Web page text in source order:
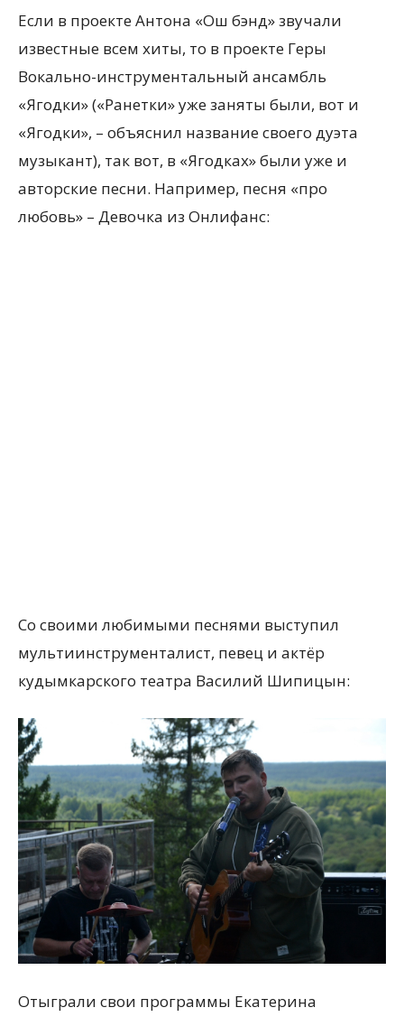
Если в проекте Антона «Ош бэнд» звучали
известные всем хиты, то в проекте Геры
Вокально-инструментальный ансамбль
«Ягодки» («Ранетки» уже заняты были, вот и
«Ягодки», – объяснил название своего дуэта
музыкант), так вот, в «Ягодках» были уже и
авторские песни. Например, песня «про
любовь» – Девочка из Онлифанс:
Со своими любимыми песнями выступил
мультиинструменталист, певец и актёр
кудымкарского театра Василий Шипицын:
Отыграли свои программы Екатерина